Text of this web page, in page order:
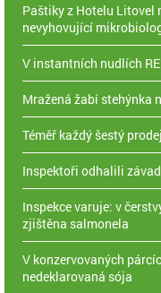
Paštiky z Hotelu Litovel
nevyhovující
V instantních nudlích
Mražená žabí stehýnka
Téměř každý šestý
Inspektoři odhalili
Inspekce varuje: v
zjištěna salmonela
V konzervovaných
nedeklarovaná sója